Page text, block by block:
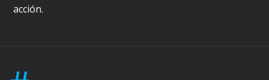
acción.